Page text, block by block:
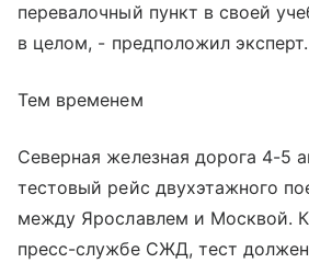
перевалочный пункт в своей
в целом, - предположил эксперт.
Тем временем
Северная железная дорога 4-5
тестовый рейс двухэтажного
между Ярославлем и Москвой.
пресс-службе СЖД, тест